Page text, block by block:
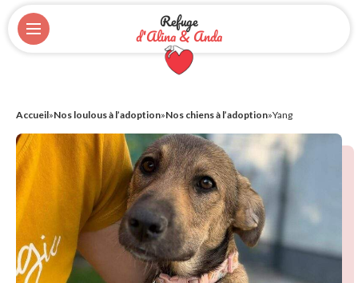
Refuge
d'Alina & Anda
Accueil»Nos loulous à l’adoption»Nos chiens à l’adoption»Yang